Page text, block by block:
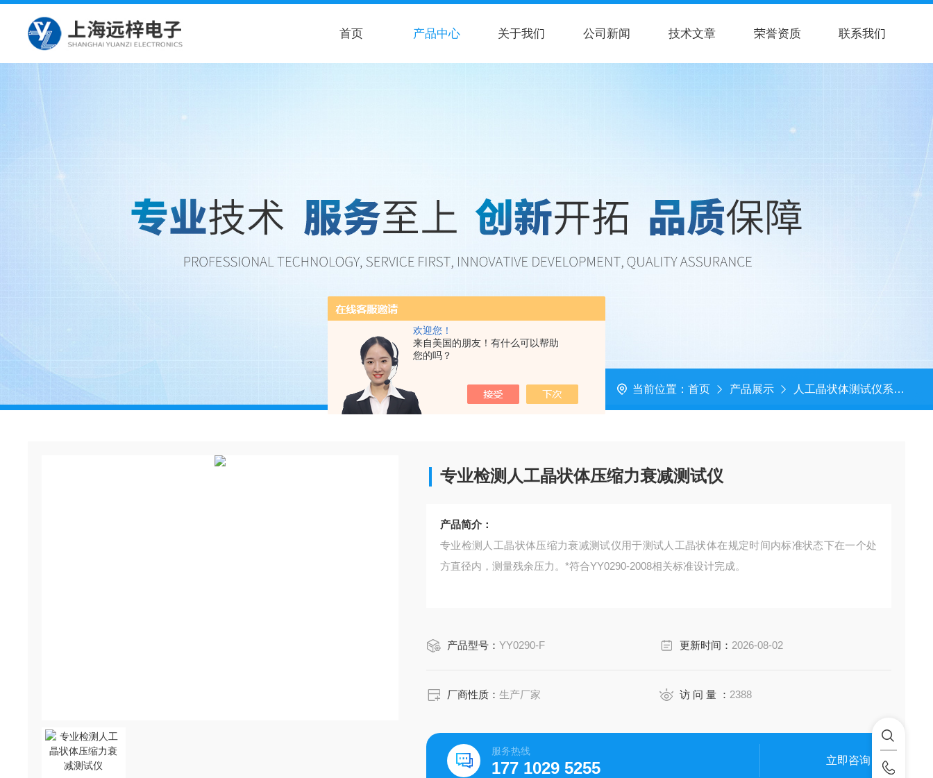
欢迎您！
来自美国的朋友！有什么可以帮助
您的吗？
首页 产品中心 关于我们 公司新闻 技术文章 荣誉资质 联系我们
当前位置： 首页 产品展示 人工晶状体测试仪系列
专业检测人工晶状体压缩力衰减测试仪
产品简介：
专业检测人工晶状体压缩力衰减测试仪用于测试人工晶状体在规定时间内标准状态下在一个处
方直径内，测量残余压力。*符合YY0290-2008相关标准设计完成。
产品型号：YY0290-F 更新时间： 2026-08-02
厂商性质：生产厂家 访 问 量 ： 2388
服务热线
177 1029 5255 立即咨询